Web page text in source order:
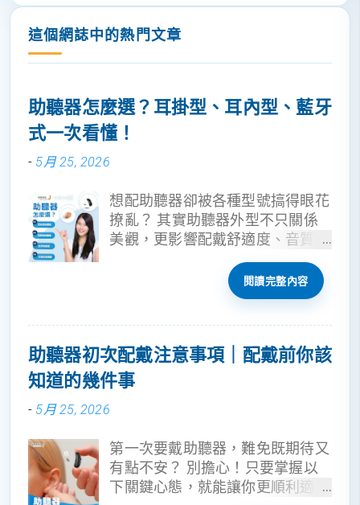
這個網誌中的熱門文章
助聽器怎麼選？耳掛型、耳內型、藍牙
式一次看懂！
- 5月 25, 2026
想配助聽器卻被各種型號搞得眼花
撩亂？ 其實助聽器外型不只關係
美觀，更影響配戴舒適度、音質表
現與適用聽損程度。建聲聽覺一次
閱讀完整內容
助聽器初次配戴注意事項｜配戴前你該
知道的幾件事
- 5月 25, 2026
第一次要戴助聽器，難免既期待又
有點不安？ 別擔心！只要掌握以
下關鍵心態，就能讓你更順利適